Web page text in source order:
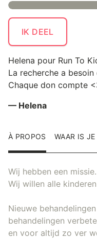
IK DEEL
Helena pour Run To
La recherche a
Chaque don compte
— Helena
À PROPOS WAAR IS
Wij hebben een
Wij willen alle
Nieuwe
behandelingen
en voor altijd zo ver